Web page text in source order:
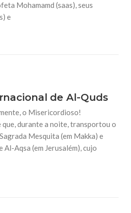
Mohamamd (saas), seus
e
de Al-Quds
o Misericordioso!
que, durante a noite, transportou o
Mesquita (em Makka) e
Aqsa (em Jerusalém), cujo